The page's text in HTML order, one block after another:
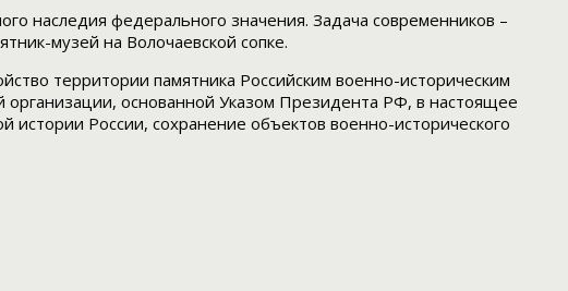
наследия федерального значения. Задача современников –
музей на Волочаевской сопке.
территории памятника Российским военно-историческим
основанной Указом Президента РФ, в настоящее
истории России, сохранение объектов военно-исторического